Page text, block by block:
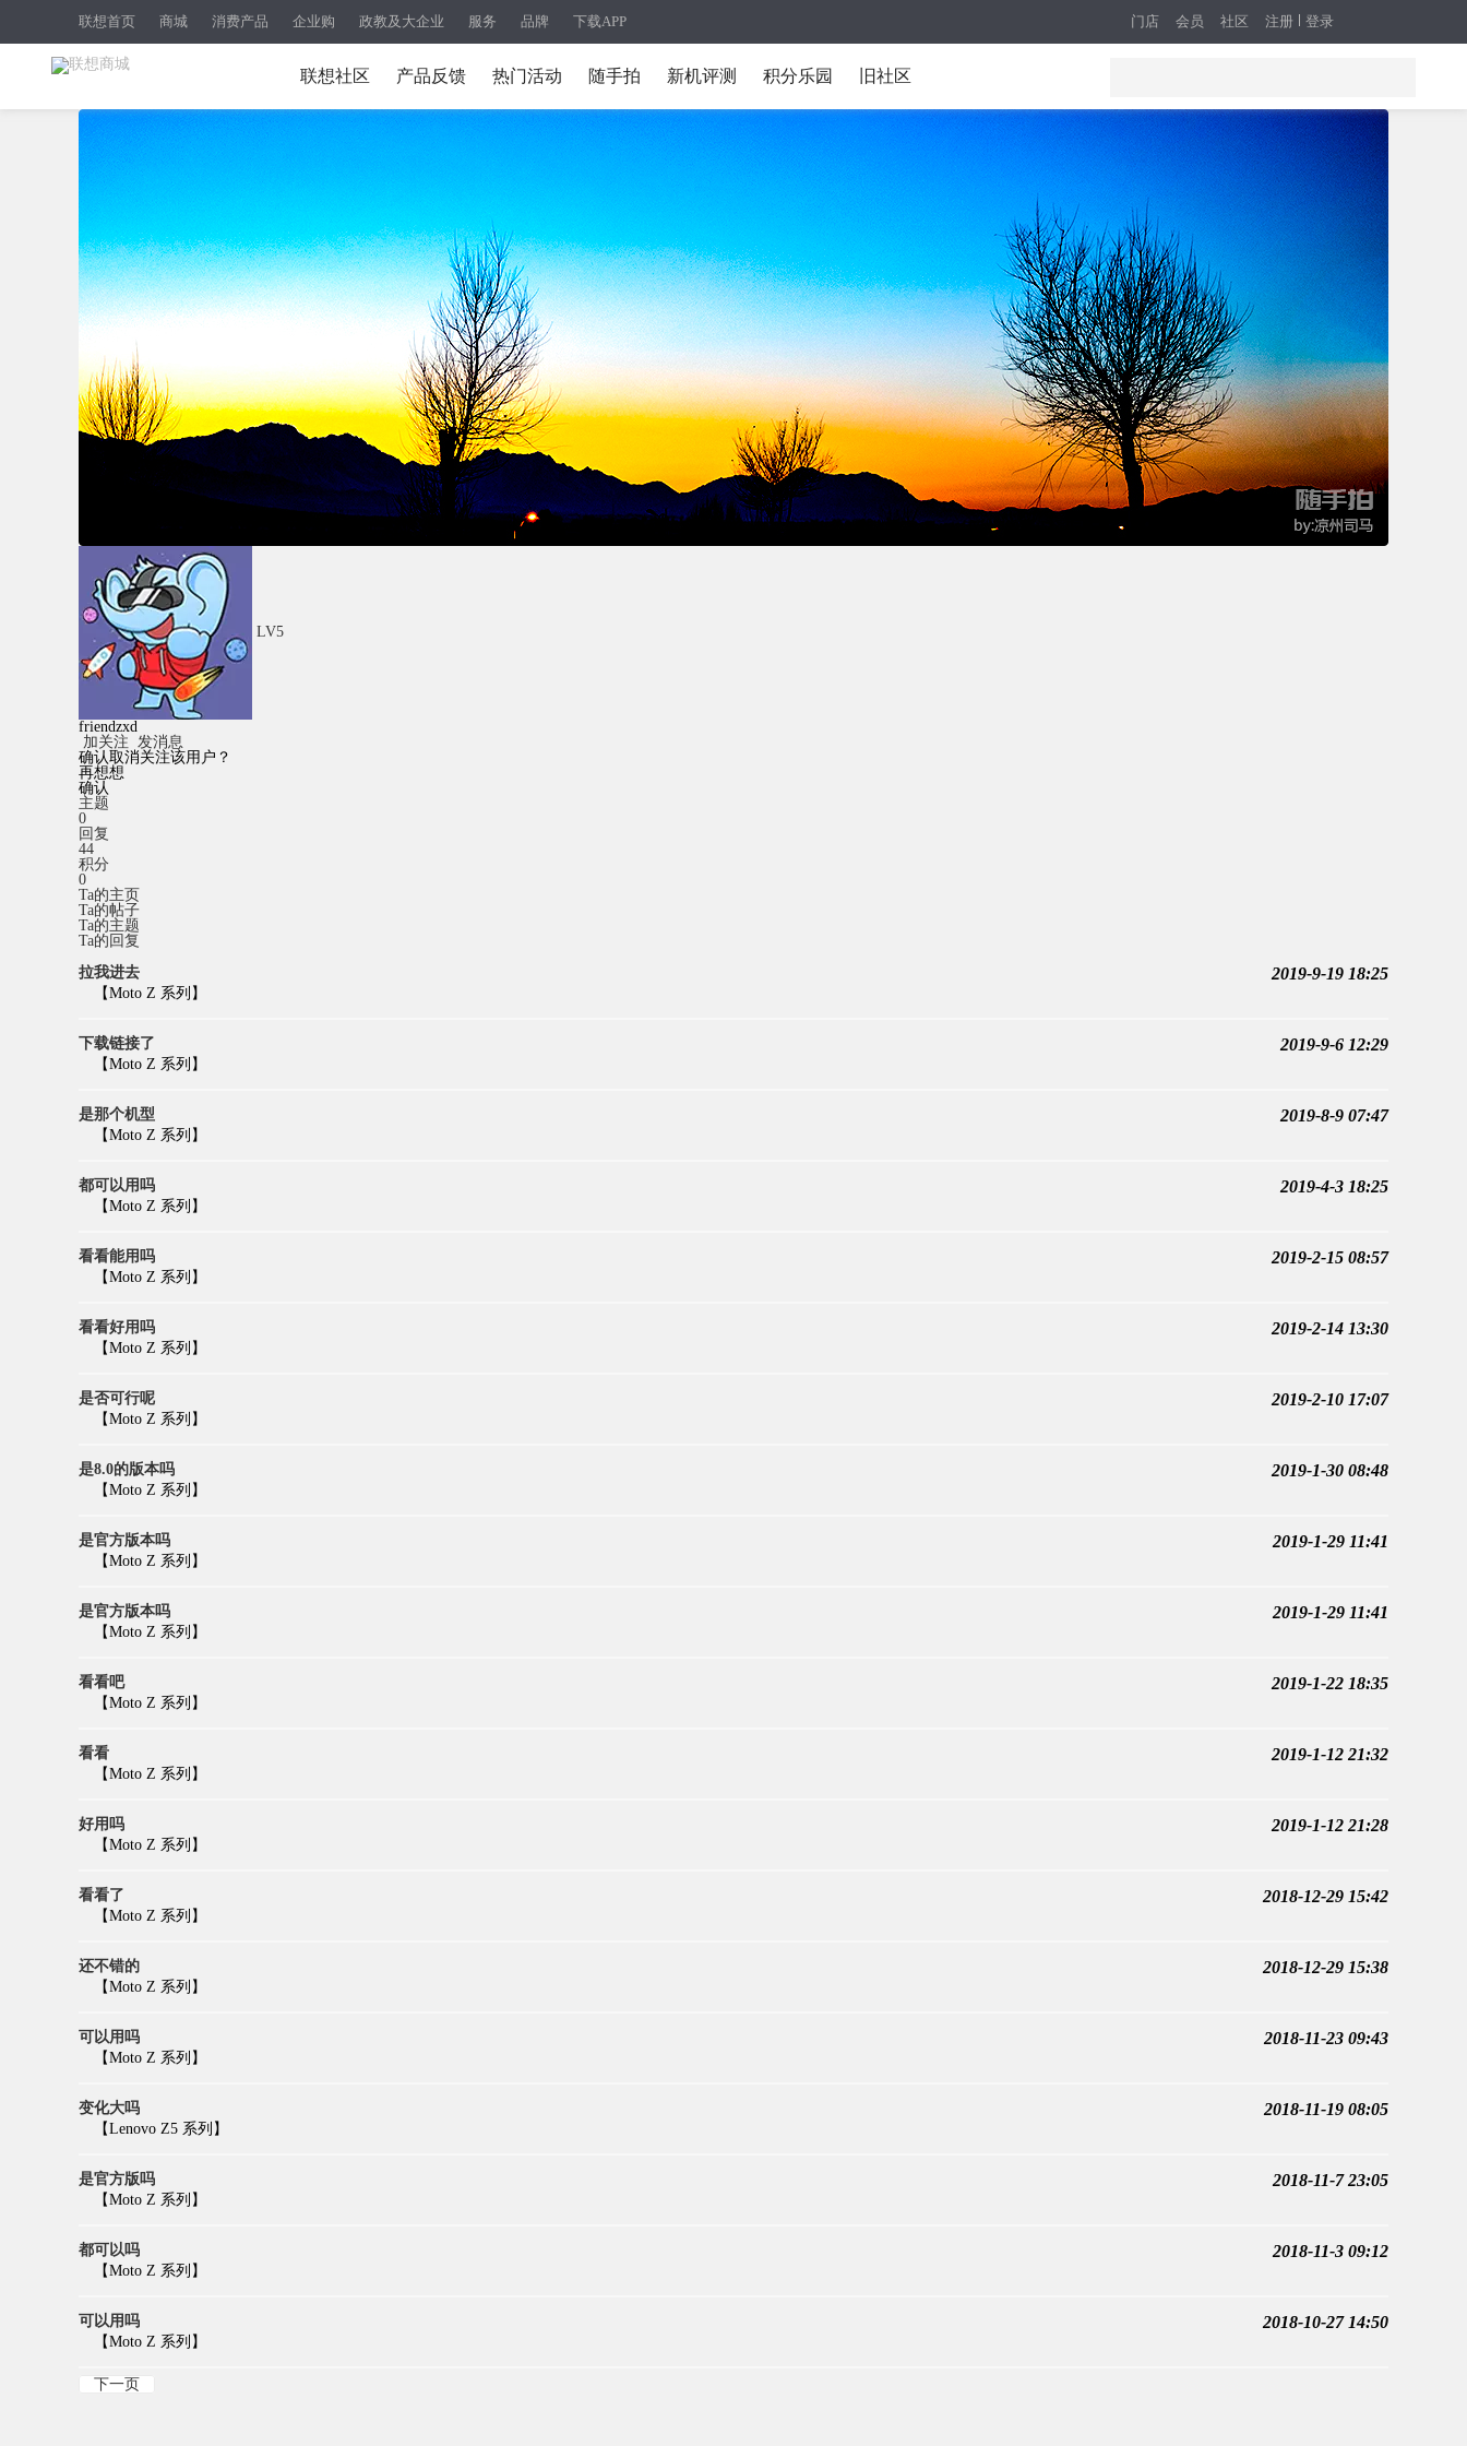
联想首页 商城 消费产品 企业购 政教及大企业 服务 品牌 下载APP 注册 登录
门店 会员 社区
联想社区 产品反馈 热门活动 随手拍 新机评测 积分乐园 旧社区
LV5
friendzxd
加关注 发消息
确认取消关注该用户？
再想想
确认
主题
0
回复
44
积分
0
Ta的主页
Ta的帖子
Ta的主题
Ta的回复
拉我进去
2019-9-19 18:25
【Moto Z 系列】
下载链接了 2019-9-6 12:29
【Moto Z 系列】
是那个机型 2019-8-9 07:47
【Moto Z 系列】
都可以用吗 2019-4-3 18:25
【Moto Z 系列】
看看能用吗 2019-2-15 08:57
【Moto Z 系列】
看看好用吗 2019-2-14 13:30
【Moto Z 系列】
是否可行呢 2019-2-10 17:07
【Moto Z 系列】
是8.0的版本吗 2019-1-30 08:48
【Moto Z 系列】
是官方版本吗 2019-1-29 11:41
【Moto Z 系列】
是官方版本吗 2019-1-29 11:41
【Moto Z 系列】
看看吧 2019-1-22 18:35
【Moto Z 系列】
看看 2019-1-12 21:32
【Moto Z 系列】
好用吗 2019-1-12 21:28
【Moto Z 系列】
看看了 2018-12-29 15:42
【Moto Z 系列】
还不错的 2018-12-29 15:38
【Moto Z 系列】
可以用吗 2018-11-23 09:43
【Moto Z 系列】
变化大吗 2018-11-19 08:05
【Lenovo Z5 系列】
是官方版吗 2018-11-7 23:05
【Moto Z 系列】
都可以吗 2018-11-3 09:12
【Moto Z 系列】
可以用吗 2018-10-27 14:50
【Moto Z 系列】
下一页